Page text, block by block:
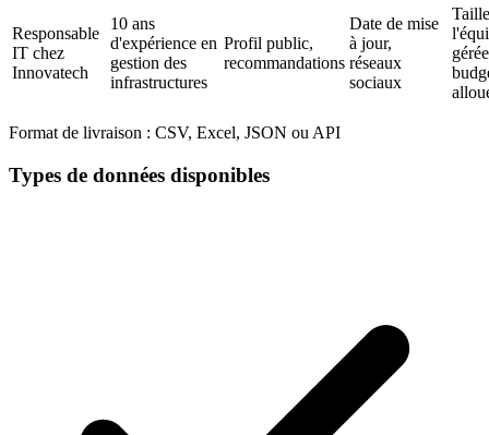
Responsable
IT chez
Innovatech
10 ans
d'expérience en
gestion des
infrastructures
Profil public,
recommandations
Date de mise
à jour,
réseaux
sociaux
Format de livraison : CSV, Excel, JSON ou API
Types de données disponibles